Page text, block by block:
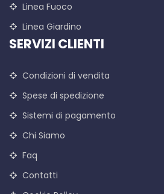
Linea Fuoco
Linea Giardino
SERVIZI CLIENTI
Condizioni di vendita
Spese di spedizione
Sistemi di pagamento
Chi Siamo
Faq
Contatti